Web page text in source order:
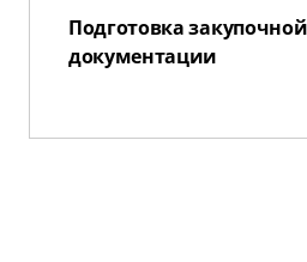
Подготовка закупочной
документации